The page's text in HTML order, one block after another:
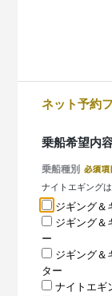
ネット予約
乗船希望内
乗船種別
ナイトエギング
ジギング＆
ジギング＆
ー
ジギング＆
ター
ナイトエギ